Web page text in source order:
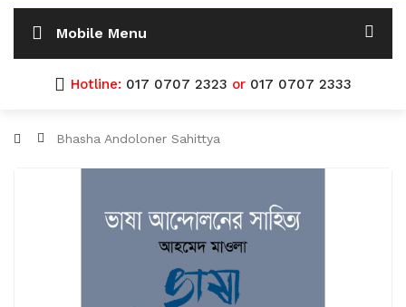
Mobile Menu
Hotline: 017 0707 2323 or 017 0707 2333
Bhasha Andoloner Sahittya